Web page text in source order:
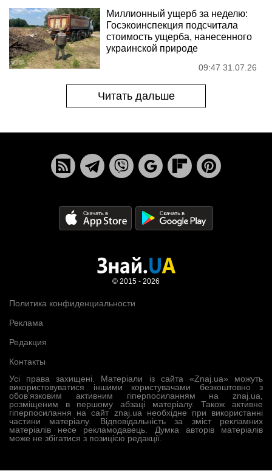
Миллионный ущерб за неделю:
Госэкоинспекция подсчитала
стоимость ущерба, нанесенного
украинской природе
09:47 31.07.26
Читать дальше
Усі права захищені. Матеріали із сайта «Znaj.ua» можуть
використовуватися іншими користувачами безкоштовно з
обов’язковим активним гіперпосиланням на znaj.ua,
розміщеним в першому абзаці матеріалу. Також активне
гіперпосилання на сайт znaj.ua необхідне при використанні
частини матеріалу. Відповідальність за зміст рекламних
матеріалів несе рекламодавець. Думка авторів матеріалів
може не збігатися з позицією редакції.
Политика конфиденциальности
Реклама
Редакция
Контакты
© 2015 - 2026